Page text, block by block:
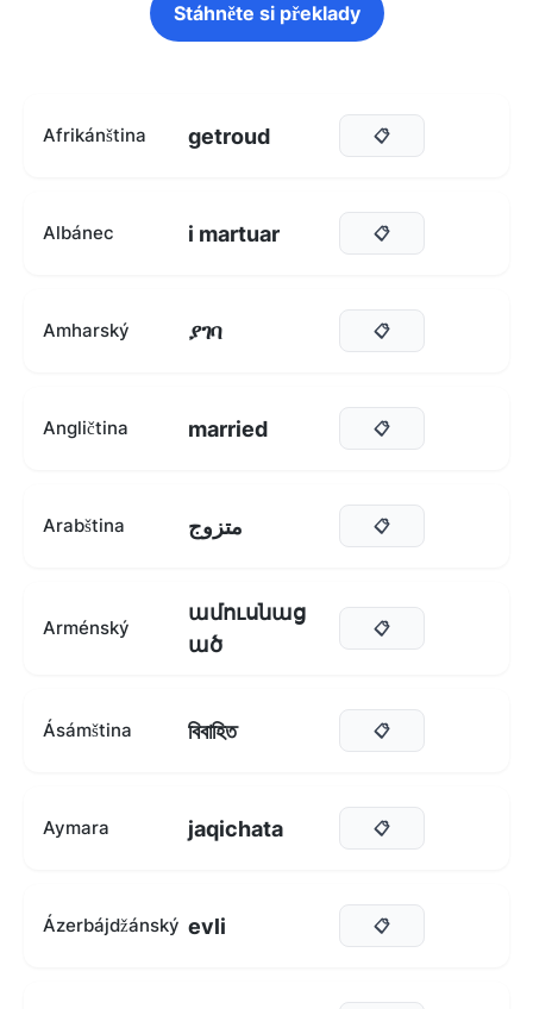
Stáhněte si překlady
Afrikánština getroud 📋
Albánec i martuar 📋
Amharský ያገባ 📋
Angličtina married 📋
Arabština متزوج 📋
Arménský
ամուսնաց
ած
📋
Ásámština বিবাহিত 📋
Aymara jaqichata 📋
Ázerbájdžánský evli 📋